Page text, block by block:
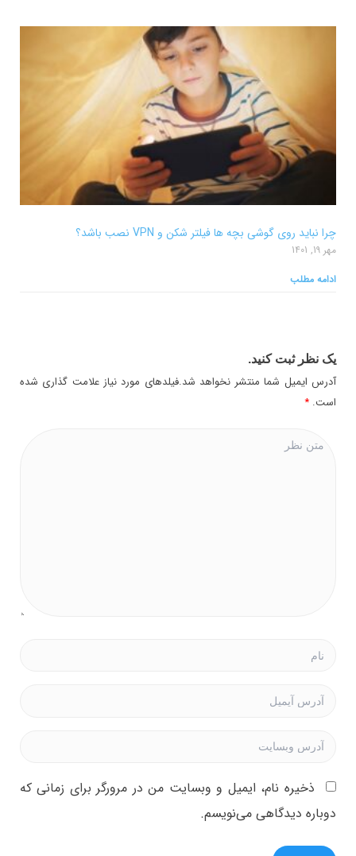
چرا نباید روی گوشی بچه ها فیلتر شکن و VPN نصب باشد؟
مهر 19, 1401
ادامه مطلب
یک نظر ثبت کنید.
آدرس ایمیل شما منتشر نخواهد شد.فیلدهای مورد نیاز علامت گذاری شده
است. *
ذخیره نام، ایمیل و وبسایت من در مرورگر برای زمانی که
دوباره دیدگاهی می‌نویسم.